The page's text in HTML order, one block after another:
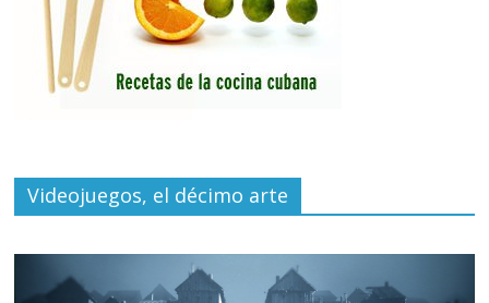
Videojuegos, el décimo arte